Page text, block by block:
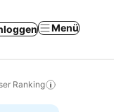
Menü
Ranking